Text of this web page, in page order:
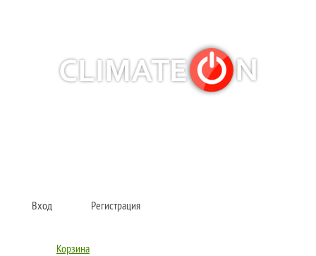
Вход Регистрация
Корзина